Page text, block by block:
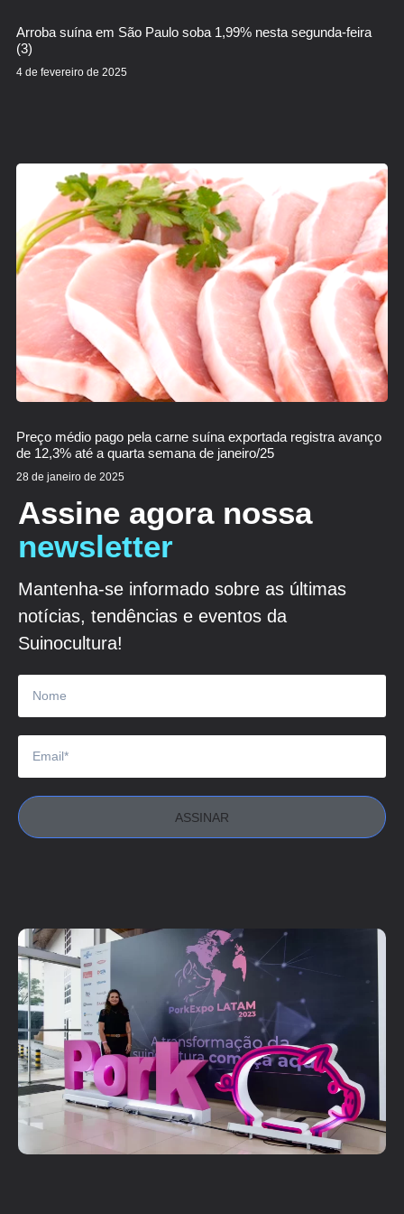
Arroba suína em São Paulo soba 1,99% nesta segunda-feira
(3)
4 de fevereiro de 2025
Preço médio pago pela carne suína exportada registra avanço
de 12,3% até a quarta semana de janeiro/25
28 de janeiro de 2025
Assine agora nossa
newsletter
Mantenha-se informado sobre as últimas
notícias, tendências e eventos da
Suinocultura!
ASSINAR